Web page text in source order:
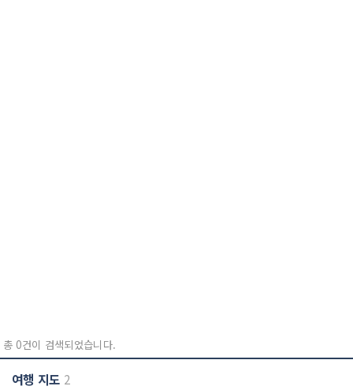
총 0건이 검색되었습니다.
여행 지도 2